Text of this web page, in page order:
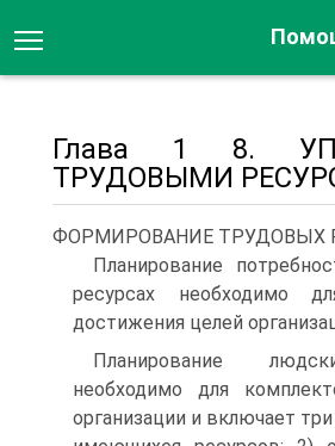
Глава 1 8.
ТРУДОВЫМИ
ФОРМИРОВАНИЕ ТРУДОВЫХ
Планирование
ресурсах необходимо
достижения целей
Планирование
необходимо для
организации и включает